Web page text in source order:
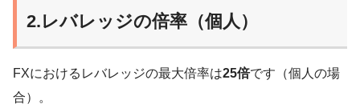
2.レバレッジの倍率（個人）
FXにおけるレバレッジの最大倍率は25倍です（個人の場
合）。